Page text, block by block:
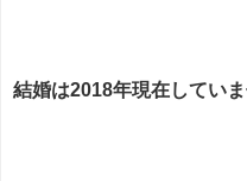
結婚は2018年現在してい